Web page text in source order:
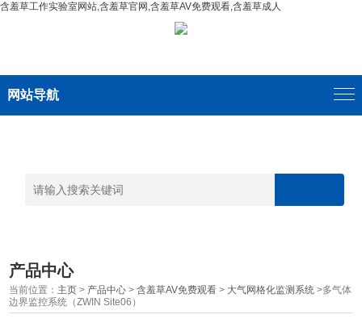
含羞草工作实验室网站,含羞草官网,含羞草AV免费观看,含羞草成人
网站导航
产品中心
当前位置： 主页 > 产品中心 >含羞草AV免费观看 > 大气网格化监测系统 >多气体
边界监控系统（ZWIN Site06）